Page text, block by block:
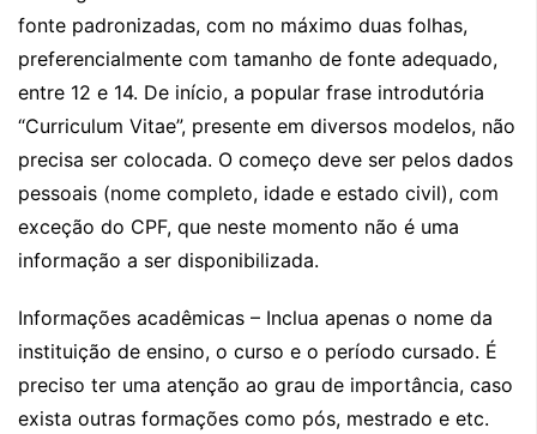
fonte padronizadas, com no máximo duas folhas,
preferencialmente com tamanho de fonte adequado,
entre 12 e 14. De início, a popular frase introdutória
“Curriculum Vitae”, presente em diversos modelos, não
precisa ser colocada. O começo deve ser pelos dados
pessoais (nome completo, idade e estado civil), com
exceção do CPF, que neste momento não é uma
informação a ser disponibilizada.
Informações acadêmicas – Inclua apenas o nome da
instituição de ensino, o curso e o período cursado. É
preciso ter uma atenção ao grau de importância, caso
exista outras formações como pós, mestrado e etc.